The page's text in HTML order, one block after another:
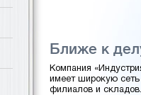
Ближе к
Компания
имеет широкую сеть
филиалов и складов.